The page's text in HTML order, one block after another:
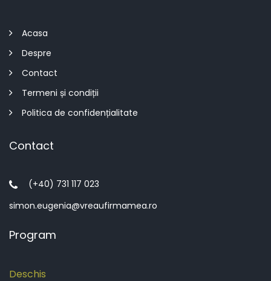
Acasa
Despre
Contact
Termeni și condiții
Politica de confidențialitate
Contact
(+40) 731 117 023
simon.eugenia@vreaufirmamea.ro
Program
Deschis